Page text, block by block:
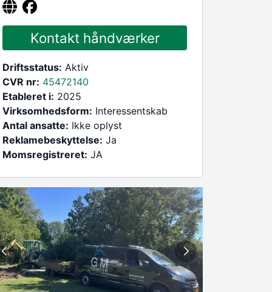
Kontakt håndværker
Driftsstatus: Aktiv
CVR nr: 45472140
Etableret i: 2025
Virksomhedsform: Interessentskab
Antal ansatte: Ikke oplyst
Reklamebeskyttelse: Ja
Momsregistreret: JA